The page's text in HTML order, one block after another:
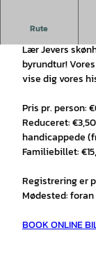
Rute
Oplev Jevers
Lær Jevers
byrundtur!
vise dig vores
Pris pr. person:
Reduceret:
handicappede
Familiebillet:
Registrering er
Mødested:
BOOK ONLINE